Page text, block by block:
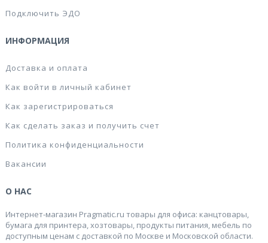
Подключить ЭДО
ИНФОРМАЦИЯ
Доставка и оплата
Как войти в личный кабинет
Как зарегистрироваться
Как сделать заказ и получить счет
Политика конфиденциальности
Вакансии
О НАС
Интернет-магазин Pragmatic.ru товары для офиса: канцтовары,
бумага для принтера, хозтовары, продукты питания, мебель по
доступным ценам с доставкой по Москве и Московской области.